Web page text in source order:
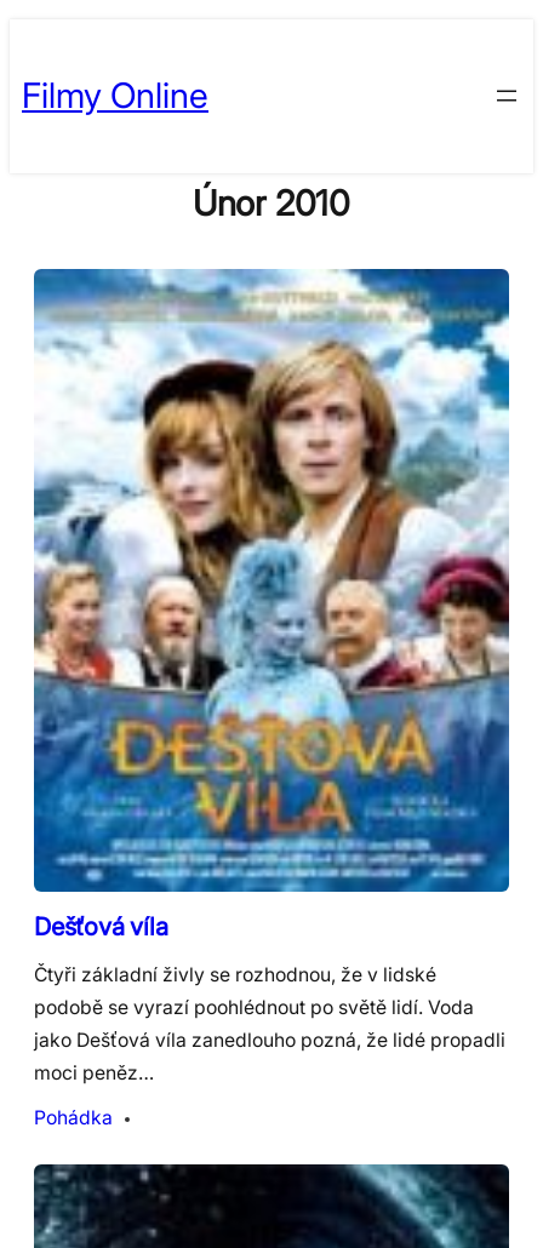
content
Filmy Online
Únor 2010
Dešťová víla
Čtyři základní živly se rozhodnou, že v lidské
podobě se vyrazí poohlédnout po světě lidí. Voda
jako Dešťová víla zanedlouho pozná, že lidé propadli
moci peněz…
Pohádka